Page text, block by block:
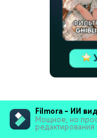
Filmora - ИИ
Мощное, но
редактирования